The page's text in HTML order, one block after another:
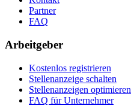
Partner
FAQ
Arbeitgeber
Kostenlos registrieren
Stellenanzeige schalten
Stellenanzeigen optimieren
FAQ für Unternehmer